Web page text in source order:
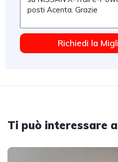
Richiedi la
Ti può interessare